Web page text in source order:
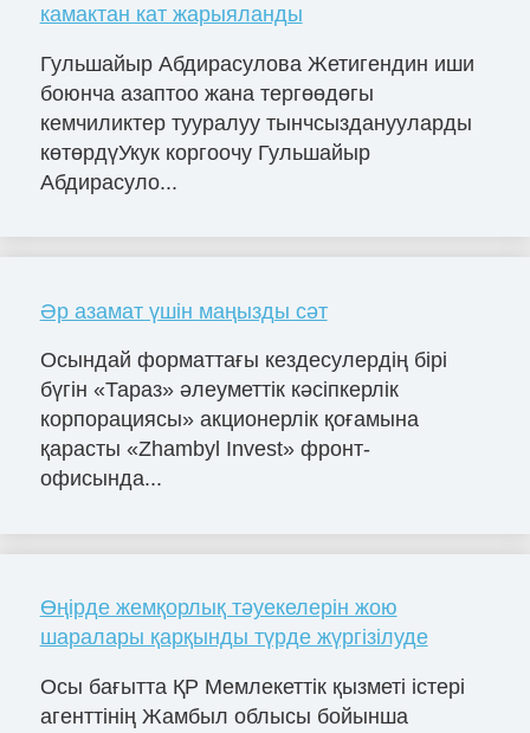
камактан кат жарыяланды
Гульшайыр Абдирасулова Жетигендин иши
боюнча азаптоо жана тергөөдөгы
кемчиликтер тууралуу тынчсызданууларды
көтөрдүУкук коргоочу Гульшайыр
Абдирасуло...
Әр азамат үшін маңызды сәт
Осындай форматтағы кездесулердің бірі
бүгін «Тараз» әлеуметтік кәсіпкерлік
корпорациясы» акционерлік қоғамына
қарасты «Zhambyl Invest» фронт-
офисында...
Өңірде жемқорлық тәуекелерін жою
шаралары қарқынды түрде жүргізілуде
Осы бағытта ҚР Мемлекеттік қызметі істері
агенттінің Жамбыл облысы бойынша